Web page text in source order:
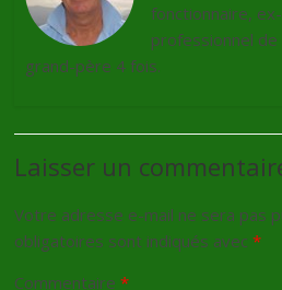
fonctionnaire,
professionnel
grand-père 4 fois.
Laisser un
Votre adresse e-mail ne sera pas
obligatoires sont indiqués avec*
Commentaire*